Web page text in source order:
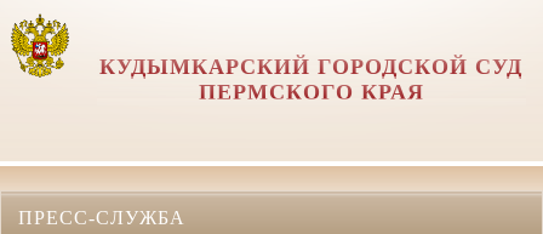
КУДЫМКАРСКИЙ ГОРОДСКОЙ СУД
ПЕРМСКОГО КРАЯ
ПРЕСС-СЛУЖБА